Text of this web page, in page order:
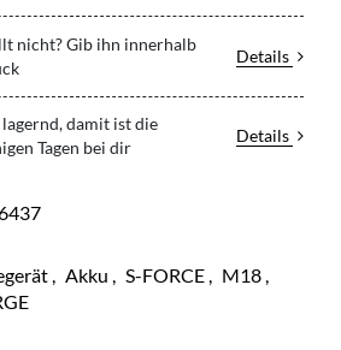
nicht? Gib ihn innerhalb
Details
damit ist die
Tagen bei dir
Details
, Akku , S-FORCE, M18,